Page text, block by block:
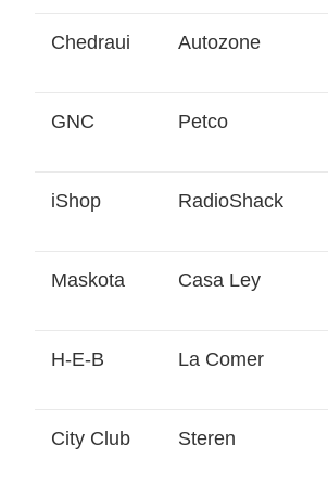
Chedraui Autozone
GNC Petco
iShop RadioShack
Maskota Casa Ley
H-E-B La Comer
City Club Steren